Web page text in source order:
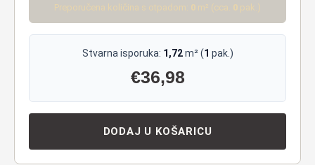
Preporučena količina s otpadom: 0 m² (cca. 0 pak.)
Stvarna isporuka: 1,72m² (1 pak.)
€36,98
DODAJ U KOŠARICU